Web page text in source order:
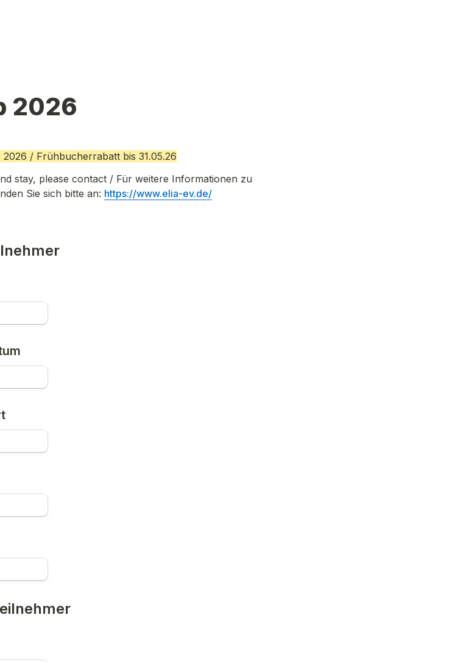
2026
/ Frühbucherrabatt bis 31.05.26
stay, please contact / Für weitere Informationen zu
Sie sich bitte an: https://www.elia-ev.de/